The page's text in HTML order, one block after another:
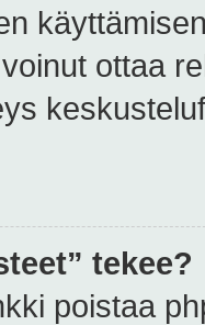
ottaa
tekee?
poistaa